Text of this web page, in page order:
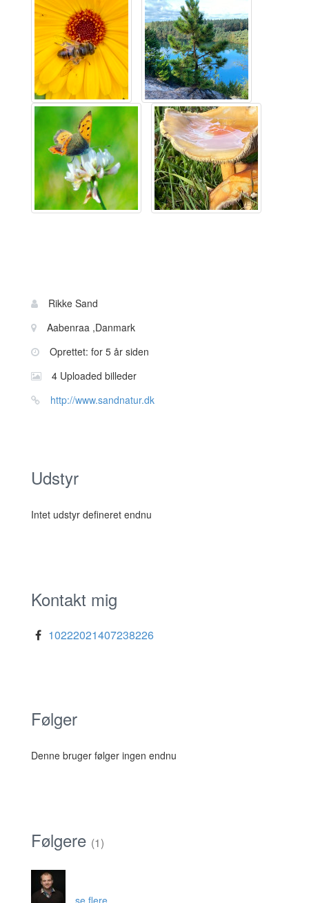
Bruger
information
Navn:
Rikke Sand
Sted:
Aabenraa ,Danmark
Oprettet: for 5 år siden
4 Uploaded billeder
Website:
http://www.sandnatur.dk
Udstyr
Intet udstyr defineret endnu
Kontakt mig
10222021407238226
Følger
Denne bruger følger ingen endnu
Følgere (1)
se flere ...